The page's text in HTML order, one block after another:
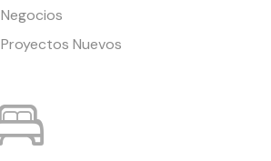
Negocios
Proyectos Nuevos